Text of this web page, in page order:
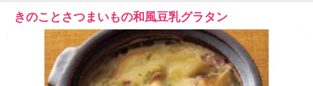
きのことさつまいもの和風豆乳グラタン